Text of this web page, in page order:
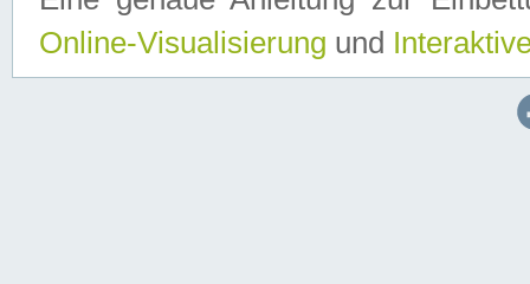
Online-Visualisierung und